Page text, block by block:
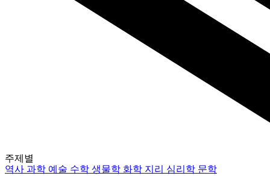
주제별
역사과학 예술 수학생물학 화학 지리 심리학 문학